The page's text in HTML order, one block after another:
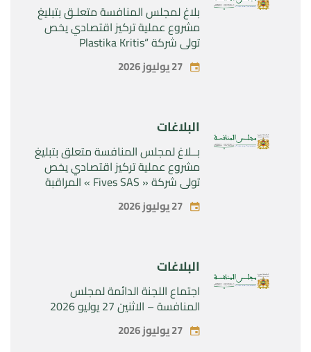
بلاغ لمجلس المنافسة متعلـق بتبليغ
مشروع عملية تركيز اقتصادي يخص
تولي شركة “Plastika Kritis
SA”المراقبة الحصرية لشركة
“Naturplas Industrial SARL” 27 يوليوز 2026
البلاغات
بــلاغ لمجلس المنافسة متعلق بتبليغ
مشروع عملية تركيز اقتصادي يخص
تولي شركة « Fives SAS » المراقبة
SAS »27 يوليوز 2026
البلاغات
اجتماع اللجنة الدائمة لمجلس
المنافسة – الاثنين 27 يوليو 2026
27 يوليوز 2026